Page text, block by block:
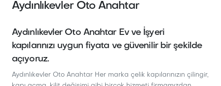
Aydınlıkevler Oto Anahtar
Aydınlıkevler Oto Anahtar Ev ve İşyeri
kapılarınızı uygun fiyata ve güvenilir bir şekilde
açıyoruz.
Aydınlıkevler Oto Anahtar Her marka çelik kapılarınızın çilingir,